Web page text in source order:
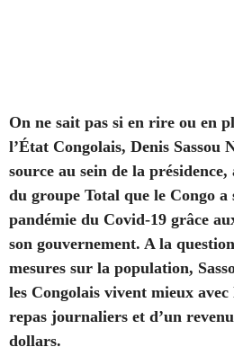
On ne sait pas si en rire ou en
l’État Congolais, Denis Sassou
source au sein de la
du groupe Total que le Congo a
pandémie du Covid-19 grâce
son gouvernement. A la
mesures sur la population,
les Congolais vivent mieux
repas journaliers et d’un
dollars.